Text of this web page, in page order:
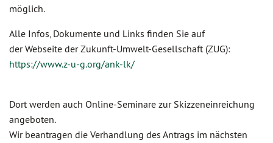
möglich.
Alle Infos, Dokumente und Links finden Sie auf
der Webseite der Zukunft-Umwelt-Gesellschaft (ZUG):
https://www.z-u-g.org/ank-lk/
Dort werden auch Online-Seminare zur Skizzeneinreichung
angeboten.
Wir beantragen die Verhandlung des Antrags im nächsten